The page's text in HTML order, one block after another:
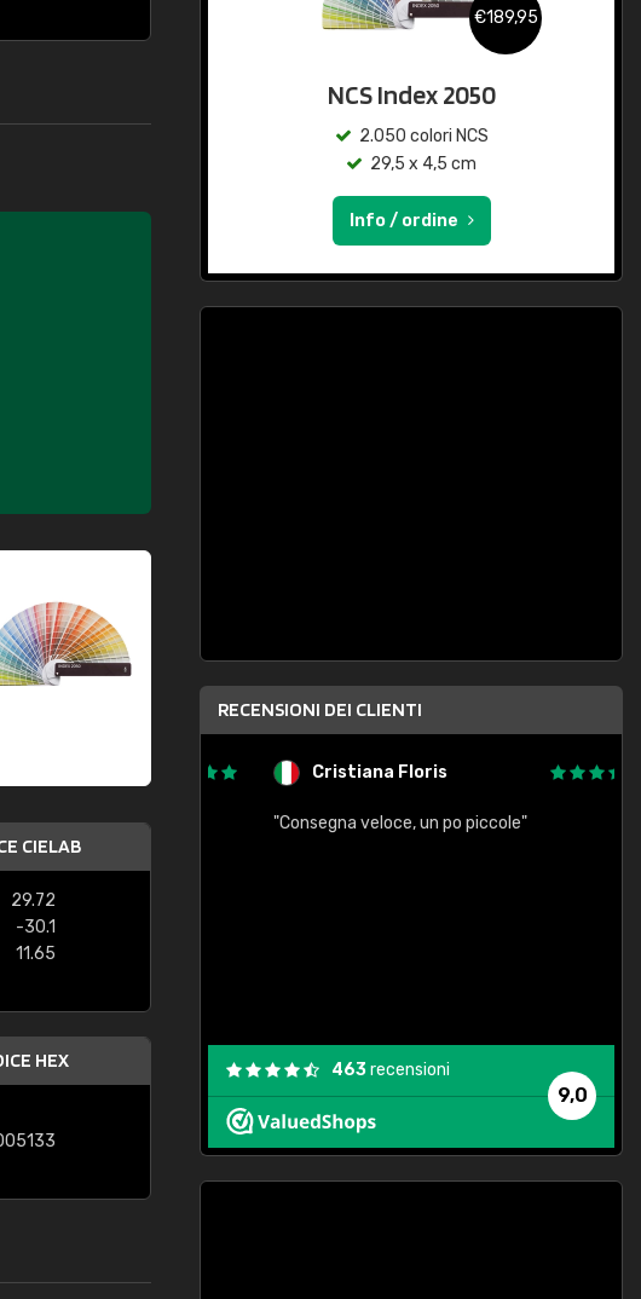
CIELAB
29.72
-30.1
11.65
HEX
€189,95
NCS Index 2050
2.050 colori NCS
29,5 x 4,5 cm
Info / ordine
RECENSIONI DEI CLIENTI
Cristiana Floris
"Consegna veloce, un po piccole"
9,0
463recensioni